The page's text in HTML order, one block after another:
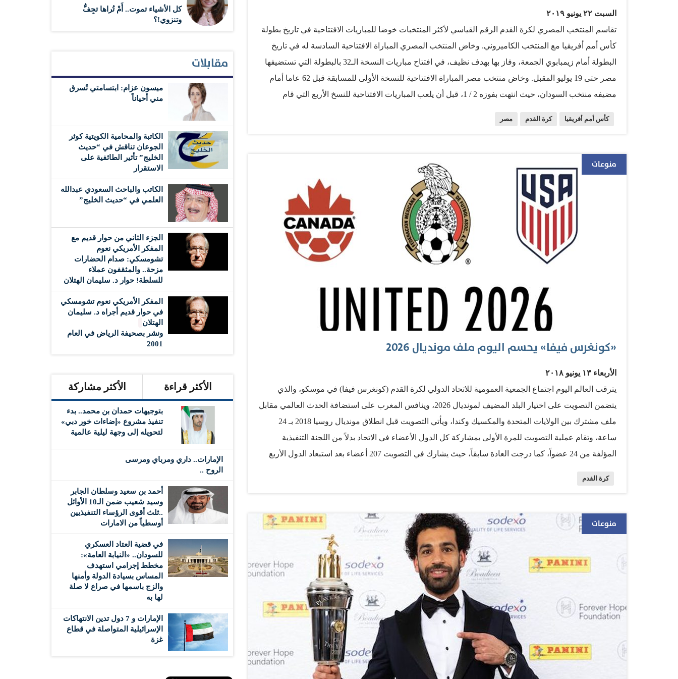
السبت ٢٢ يونيو ٢٠١٩
تقاسم المنتخب المصري لكرة القدم الرقم القياسي لأكثر المنتخبات خوضا للمباريات الافتتاحية في تاريخ بطولة
كأس أمم أفريقيا مع المنتخب الكاميروني. وخاض المنتخب المصري المباراة الافتتاحية السادسة له في تاريخ
البطولة أمام زيمبابوي الجمعة، وفاز بها بهدف نظيف، في افتتاح مباريات النسخة الـ32 بالبطولة التي تستضيفها
مصر حتى 19 يوليو المقبل. وخاض منتخب مصر المباراة الافتتاحية للنسخة الأولى للمسابقة قبل 62 عاما أمام
مضيفه منتخب السودان، حيث انتهت بفوزه 2 / 1، قبل أن يلعب المباريات الافتتاحية للنسخ الأربع التي قام
مباراة افتتاحية، مقابل تسعة تعادلات وأربع هزائم، وحقق المنتخب المصري أول فوز لأصحاب الأرض في
المباريات الافتتاحية للمسابقة منذ سبعة أعوام.…
كأس أمم أفريقيا كرة القدم مصر
منوعات
«كونغرس فيفا» يحسم اليوم ملف مونديال 2026
الأربعاء ١٣ يونيو ٢٠١٨
يترقب العالم اليوم اجتماع الجمعية العمومية للاتحاد الدولي لكرة القدم (كونغرس فيفا) في موسكو، والذي
يتضمن التصويت على اختيار البلد المضيف لمونديال 2026، وينافس المغرب على استضافة الحدث العالمي مقابل
ملف مشترك بين الولايات المتحدة والمكسيك وكندا، ويأتي التصويت قبل انطلاق مونديال روسيا 2018 بـ 24
ساعة، وتقام عملية التصويت للمرة الأولى بمشاركة كل الدول الأعضاء في الاتحاد بدلاً من اللجنة التنفيذية
المؤلفة من 24 عضواً، كما درجت العادة سابقاً، حيث يشارك في التصويت 207 أعضاء بعد استبعاد الدول الأربع
من 5 لصالح ملف المغرب الساعي للمرة الخامسة إلى استضافة المونديال، علماً أن نسخة 2026 ستشهد
مشاركة 48 منتخباً بدلاً من 32 حالياً. ومنحت لجنة التقييم ملف المغرب الضوء الأخضر لمواصلة السباق، رغم
شوائب أبرزتها في تقريرها، منها «مخاطر مرتفعة» في بعض المجالات لاسيما الملاعب التي يحتاج معظمها إلى
بناء من الصفر، والإقامة والنقل. وبحسب أنظمة «فيفا»، سيكون الأعضاء أمام 3 خيارات لدى التصويت: الملف
كرة القدم
منوعات
كل الأشياء تموت.. أَمْ تُراها تجِفُّ
وتنزوي!؟
مقابلات
ميسون عزام: ابتسامتي تُسرق
مني أحياناً
الكاتبة والمحامية الكويتية كوثر
الجوعان تناقش في “حديث
الخليج” تأثير الطائفية على
الاستقرار
الكاتب والباحث السعودي عبدالله
العلمي في “حديث الخليج”
الجزء الثاني من حوار قديم مع
المفكر الأمريكي نعوم
تشومسكي: صدام الحضارات
مزحة.. والمثقفون عملاء
للسلطة! حوار د. سليمان الهتلان
المفكر الأمريكي نعوم تشومسكي
في حوار قديم أجراه د. سليمان
الهتلان
ونشر بصحيفة الرياض في العام
2001
الأكثر قراءة الأكثر مشاركة
بتوجيهات حمدان بن محمد.. بدء
تنفيذ مشروع «إضاءات خور دبي»
لتحويله إلى وجهة ليلية عالمية
الإمارات.. داري ومرباي ومرسى
الروح ..
أحمد بن سعيد وسلطان الجابر
وسيد شعيب ضمن الـ10 الأوائل
..ثلث أقوى الرؤساء التنفيذيين
أوسطياً من الامارات
في قضية العتاد العسكري
للسودان.. «النيابة العامة»:
مخطط إجرامي استهدف
المساس بسيادة الدولة وأمنها
والزج باسمها في صراع لا صلة
لها به
الإمارات و 7 دول تدين الانتهاكات
الإسرائيلية المتواصلة في قطاع
غزة